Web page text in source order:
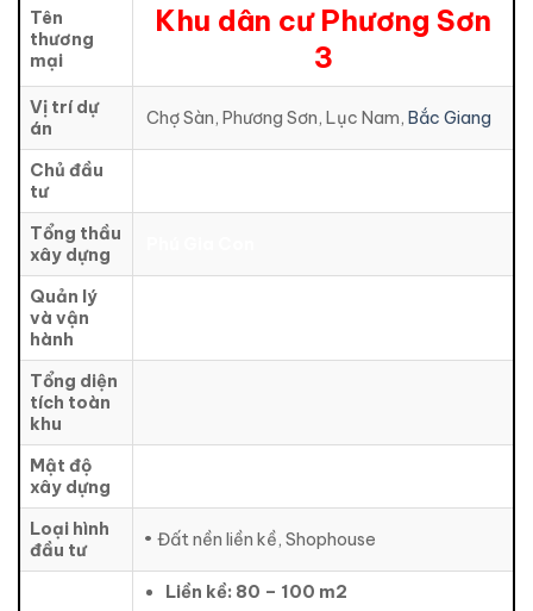
Tên
thương
mại
Khu dân cư Phương Sơn
3
Vị trí dự
án
Chợ Sàn, Phương Sơn, Lục Nam, Bắc Giang
Chủ đầu
tư
Tổng thầu
xây dựng
Quản lý
và vận
hành
Tổng diện
tích toàn
khu
Mật độ
xây dựng
Loại hình
đầu tư
• Đất nền liền kề, Shophouse
Liền kề: 80 – 100 m2